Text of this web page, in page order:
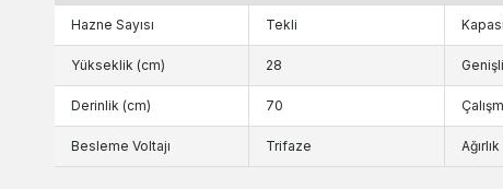
Hazne Sayısı Tekli
Yükseklik (cm) 28
Derinlik (cm) 70
Besleme Voltajı Trifaze Ağırlık